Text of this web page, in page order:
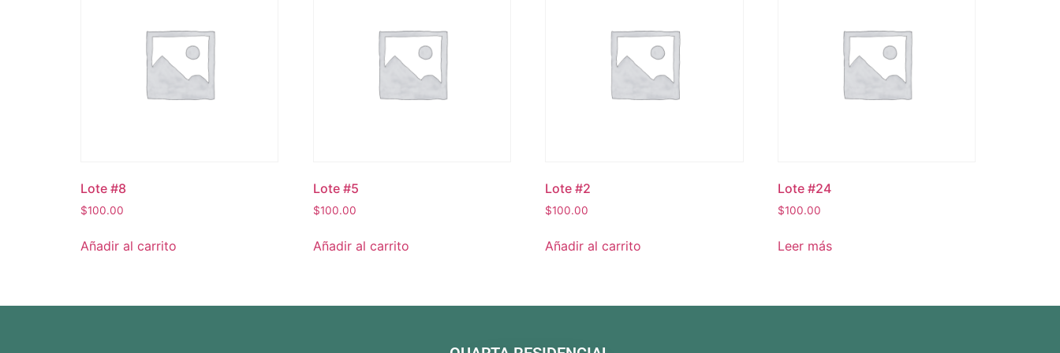
Lote #8
$100.00
Añadir al carrito
Lote #5
$100.00
Añadir al carrito
Lote #2
$100.00
Añadir al carrito
Lote #24
$100.00
Leer más